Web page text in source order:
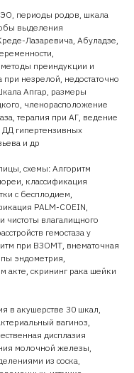
периоды родов, шкала
выделения
Лазаревича, Абуладзе,
преиндукции и
незрелой, недостаточно
Апгар, размеры
членорасположение
терапия при АГ, ведение
ДД гипертензивных
и др
схемы: Алгоритм
классификация
с бесплодием,
PALM-COEIN,
чистоты влагалищного
гемостаза у
при ВЗОМТ, внематочная
эндометрия,
акте, скрининг рака шейки
в акушерстве 30 шкал,
вагиноз,
дисплазия
молочной железы,
из соска,